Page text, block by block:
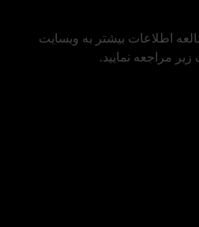
اطلاعات بیشتر به وبسایت
مراجعه نمایید.